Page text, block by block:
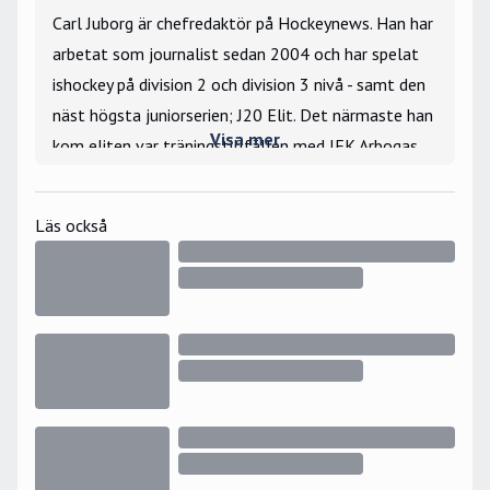
Carl Juborg är chefredaktör på Hockeynews. Han har
arbetat som journalist sedan 2004 och har spelat
ishockey på division 2 och division 3 nivå - samt den
näst högsta juniorserien; J20 Elit. Det närmaste han
kom eliten var träningstillfällen med IFK Arbogas
närmast från rollen som vd och klubbchef i
hockeyallsvenska Västerås IK.
bevakade sport i form av SHL, fotbollsallsvenskan,
Tre Kronor och sedermera svenska herrlandslaget
utrikeskorrespondent i Storbritannien. Carl har haft
flera operativa chefsroller på Expressen, däribland
Visa mer
Läs också